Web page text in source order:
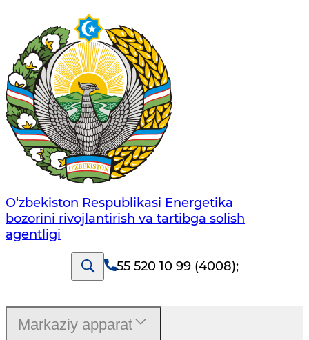
O‘zbekiston Respublikasi Energetika
bozorini rivojlantirish va tartibga solish
agentligi
55 520 10 99 (4008);
Markaziy apparat